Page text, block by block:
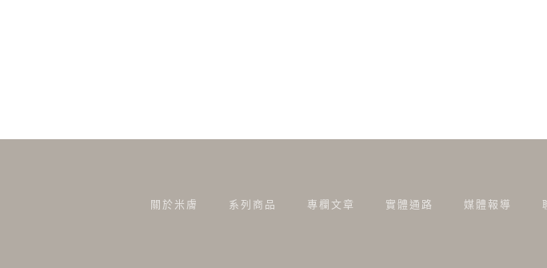
關於米膚 系列商品 專欄文章 實體通路 媒體報導